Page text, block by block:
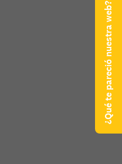
¿Qué te pareció nuestra web?